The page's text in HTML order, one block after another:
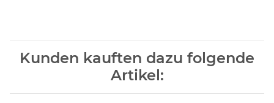
Kunden kauften dazu folgende
Artikel: